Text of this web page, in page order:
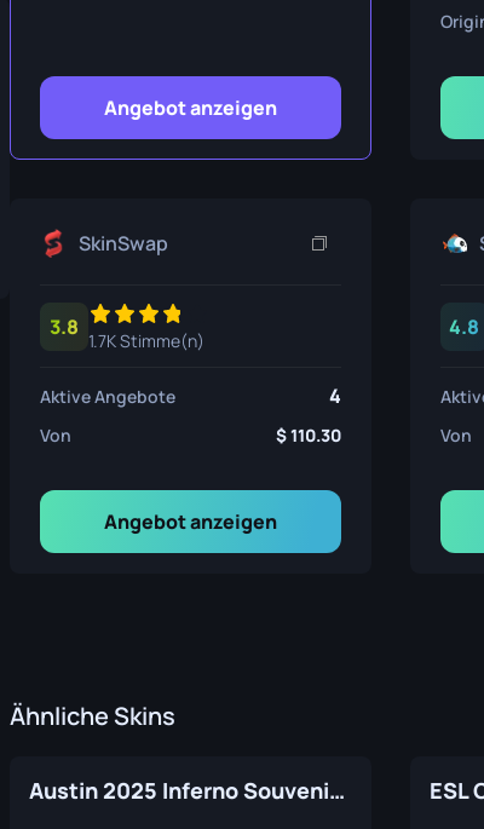
Ursus Messer
Angebot anzeigen
SkinSwap
3.8
1.7K Stimme(n)
Aktive Angebote 4
Von 110.30
Angebot anzeigen
4.8
Von
Ähnliche Skins
Austin 2025 Inferno Souvenir Package